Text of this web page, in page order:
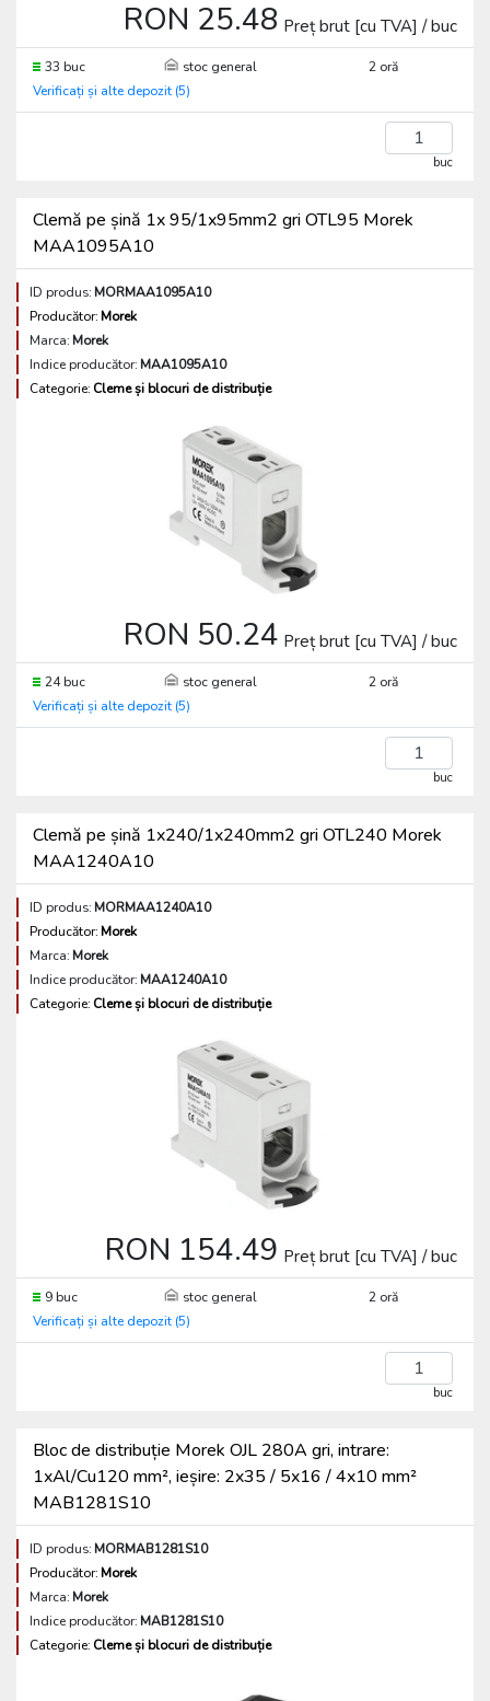
RON 25.48 Preț brut [cu TVA] / buc
33 buc stoc general
2 oră
Verificați și alte depozit (5)
buc
Clemă pe șină 1x 95/1x95mm2 gri OTL95 Morek
MAA1095A10
ID produs:MORMAA1095A10
Producător:Morek
Marca:Morek
Indice producător:MAA1095A10
Categorie: Cleme și blocuri de distribuție
RON 50.24 Preț brut [cu TVA] / buc
24 buc stoc general
2 oră
Verificați și alte depozit (5)
buc
Clemă pe șină 1x240/1x240mm2 gri OTL240 Morek
MAA1240A10
ID produs:MORMAA1240A10
Producător:Morek
Marca:Morek
Indice producător:MAA1240A10
Categorie: Cleme și blocuri de distribuție
RON 154.49 Preț brut [cu TVA] / buc
9 buc stoc general
2 oră
Verificați și alte depozit (5)
buc
Bloc de distribuție Morek OJL 280A gri, intrare:
1xAl/Cu120 mm², ieșire: 2x35 / 5x16 / 4x10 mm²
MAB1281S10
ID produs:MORMAB1281S10
Producător:Morek
Marca:Morek
Indice producător:MAB1281S10
Categorie: Cleme și blocuri de distribuție